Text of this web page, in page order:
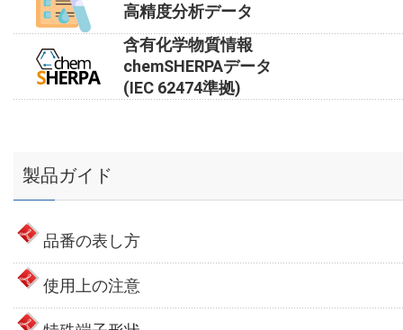
高精度分析データ
含有化学物質情報
chemSHERPAデータ
(IEC 62474準拠)
製品ガイド
品番の表し方
使用上の注意